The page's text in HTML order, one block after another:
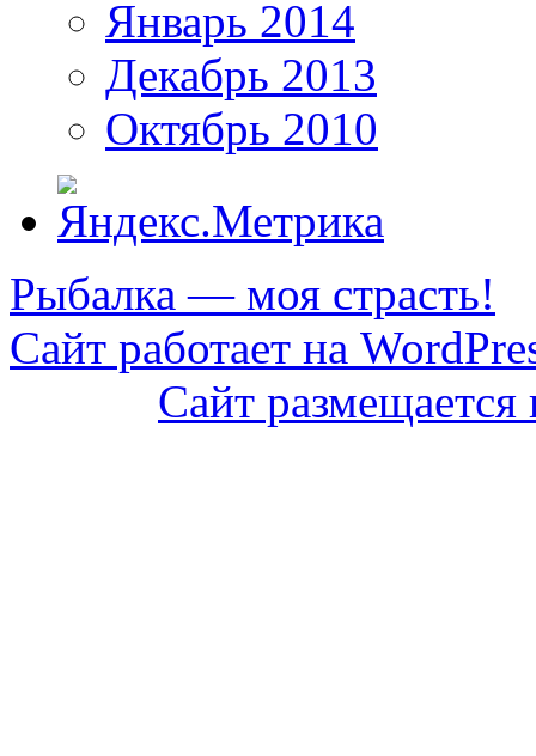
Январь 2014
Декабрь 2013
Октябрь 2010
Рыбалка — моя страсть!
Сайт работает на
Сайт размещается